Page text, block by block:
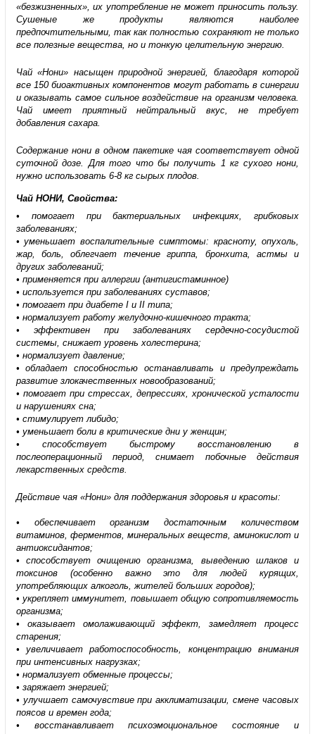
«безжизненных», их употребление не может приносить пользу.
Сушеные же продукты являются наиболее
предпочтительными, так как полностью сохраняют не только
все полезные вещества, но и тонкую целительную энергию.
Чай «Нони» насыщен природной энергией, благодаря которой
все 150 биоактивных компонентов могут работать в синергии
и оказывать самое сильное воздействие на организм человека.
Чай имеет приятный нейтральный вкус, не требует
добавления сахара.
Содержание нони в одном пакетике чая соответствует одной
суточной дозе. Для того что бы получить 1 кг сухого нони,
нужно использовать 6-8 кг сырых плодов.
Чай НОНИ, Свойства:
• помогает при бактериальных инфекциях, грибковых
заболеваниях;
• уменьшает воспалительные симптомы: красноту, опухоль,
жар, боль, облегчает течение гриппа, бронхита, астмы и
других заболеваний;
• применяется при аллергии (антигистаминное)
• используется при заболеваниях суставов;
• помогает при диабете I и II типа;
• нормализует работу желудочно-кишечного тракта;
• эффективен при заболеваниях сердечно-сосудистой
системы, снижает уровень холестерина;
• нормализует давление;
• обладает способностью останавливать и предупреждать
развитие злокачественных новообразований;
• помогает при стрессах, депрессиях, хронической усталости
и нарушениях сна;
• стимулирует либидо;
• уменьшает боли в критические дни у женщин;
• способствует быстрому восстановлению в
послеоперационный период, снимает побочные действия
лекарственных средств.
Действие чая «Нони» для поддержания здоровья и красоты:
• обеспечивает организм достаточным количеством
витаминов, ферментов, минеральных веществ, аминокислот и
антиоксидантов;
• способствует очищению организма, выведению шлаков и
токсинов (особенно важно это для людей курящих,
употребляющих алкоголь, жителей больших городов);
• укрепляет иммунитет, повышает общую сопротивляемость
организма;
• оказывает омолаживающий эффект, замедляет процесс
старения;
• увеличивает работоспособность, концентрацию внимания
при интенсивных нагрузках;
• нормализует обменные процессы;
• заряжает энергией;
• улучшает самочувствие при акклиматизации, смене часовых
поясов и времен года;
• восстанавливает психоэмоциональное состояние и